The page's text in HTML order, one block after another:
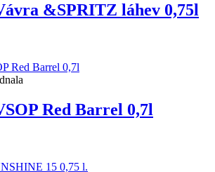
&SPRITZ láhev 0,75l
Red Barrel 0,7l